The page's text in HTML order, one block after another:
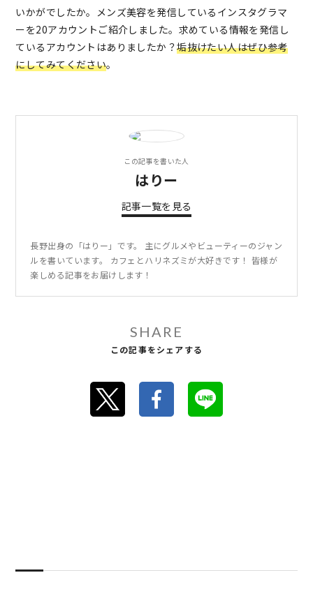
いかがでしたか。メンズ美容を発信しているインスタグラマ
ーを20アカウントご紹介しました。求めている情報を発信し
ているアカウントはありましたか？垢抜けたい人はぜひ参考
にしてみてください。
この記事を書いた人
はりー
記事一覧を見る
長野出身の「はりー」です。 主にグルメやビューティーのジャン
ルを書いています。 カフェとハリネズミが大好きです！ 皆様が
楽しめる記事をお届けします！
SHARE
この記事をシェアする